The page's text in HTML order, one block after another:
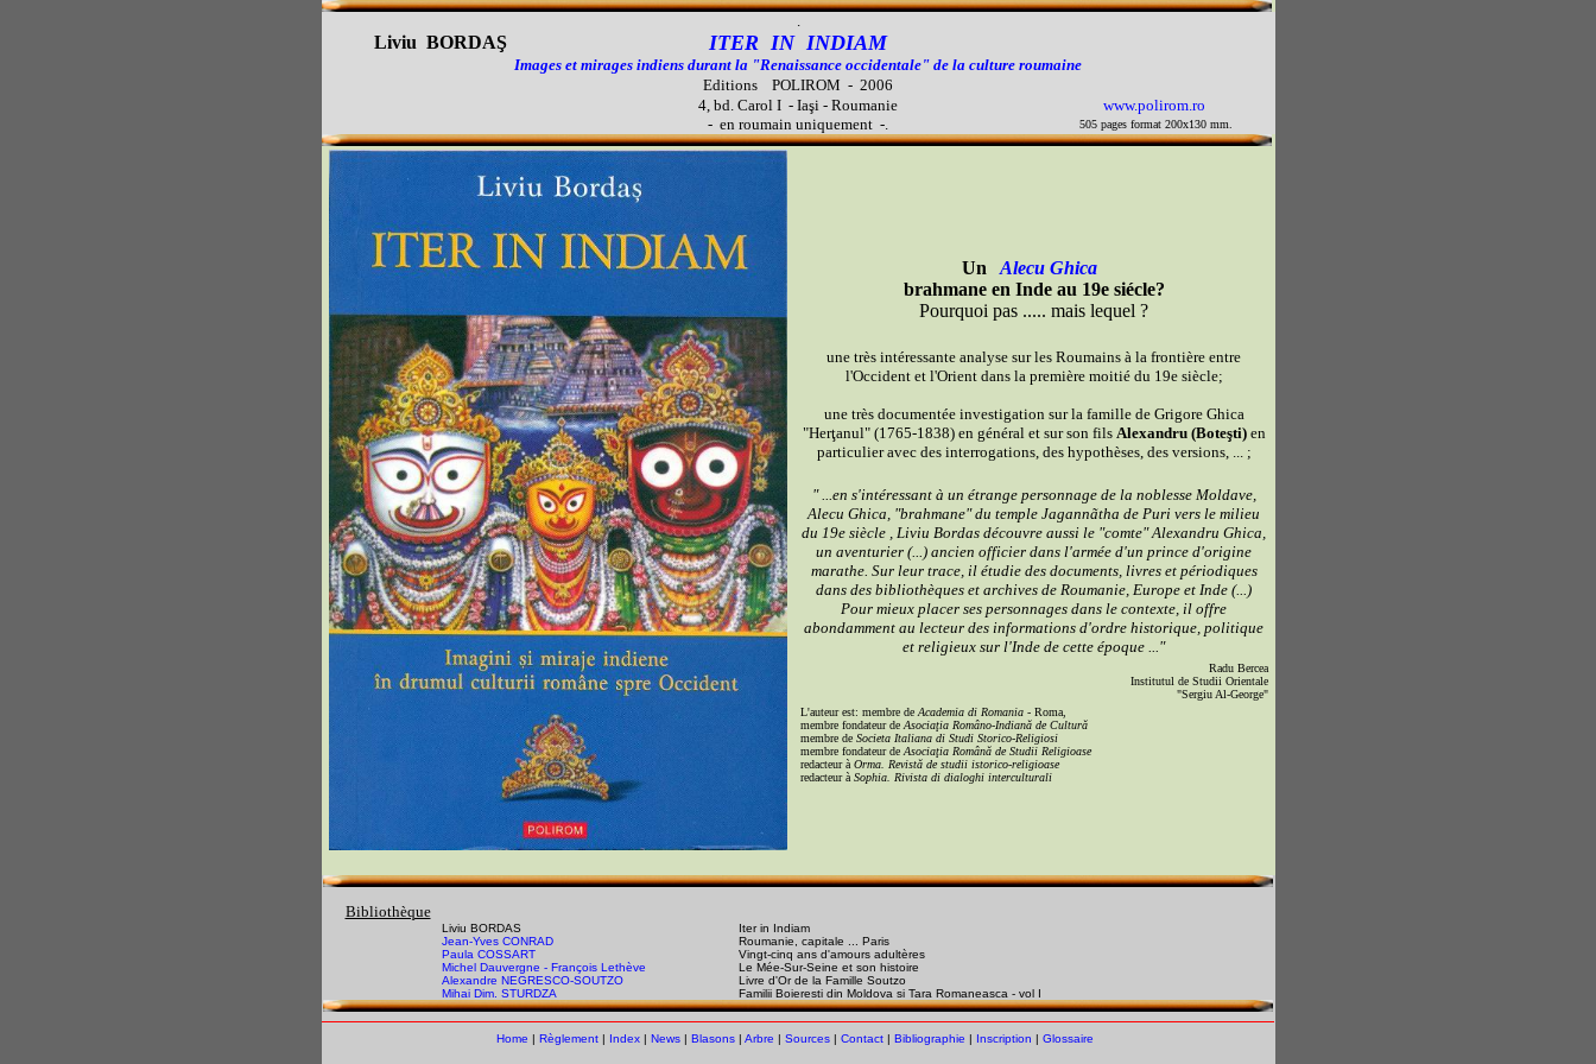
.
Liviu BORDAŞ ITER IN INDIAM
Images et mirages indiens durant la "Renaissance occidentale" de la culture roumaine
Editions POLIROM - 2006
4, bd. Carol I - Iaşi - Roumanie
www.polirom.ro
- en roumain uniquement -.
505 pages format 200x130 mm.
Un
Alecu Ghica
brahmane en Inde au 19e siécle?
Pourquoi pas ..... mais lequel ?
une très intéressante analyse sur les Roumains à la frontière entre
l'Occident et l'Orient dans la première moitié du 19e siècle;
une très documentée investigation sur la famille de Grigore Ghica
"Herţanul" (1765-1838) en général et sur son fils Alexandru (Boteşti)en
particulier avec des interrogations, des hypothèses, des versions, ... ;
" ...en s'intéressant à un étrange personnage de la noblesse Moldave,
Alecu Ghica, "brahmane" du temple Jagannãtha de Puri vers le milieu
du 19e siècle , Liviu Bordas découvre aussi le "comte" Alexandru Ghica,
un aventurier (...) ancien officier dans l'armée d'un prince d'origine
marathe. Sur leur trace, il étudie des documents, livres et périodiques
dans des bibliothèques et archives de Roumanie, Europe et Inde (...)
Pour mieux placer ses personnages dans le contexte, il offre
abondamment au lecteur des informations d'ordre historique, politique
et religieux sur l'Inde de cette époque ..."
Radu Bercea
Institutul de Studii Orientale
"Sergiu Al-George"
L'auteur est: membre de Academia di Romania- Roma,
membre fondateur de Asociaţia Româno-Indiană de Cultură
membre deSocieta Italiana di Studi Storico-Religiosi
membre fondateur de Asociaţia Română de Studii Religioase
redacteur à Orma. Revistă de studii istorico-religioase
redacteur à Sophia. Rivista di dialoghi interculturali
Bibliothèque
Liviu BORDAS
Iter in Indiam
Jean-Yves CONRAD
Roumanie, capitale ... Paris
Paula COSSART
Vingt-cinq ans d'amours adultères
Michel Dauvergne - François Lethève
Le Mée-Sur-Seine et son histoire
Alexandre NEGRESCO-SOUTZO
Livre d'Or de la Famille Soutzo
Mihai Dim. STURDZA
Familii Boieresti din Moldova si Tara Romaneasca - vol I
Home | Règlement| Index| News| Blasons| Arbre | Sources| Contact| Bibliographie | Inscription | Glossaire